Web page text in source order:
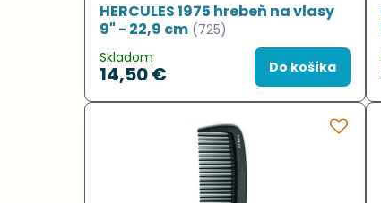
HERCULES 1975 hrebeň na vlasy
9" - 22,9 cm (725)
Skladom
14,50 € Do košíka